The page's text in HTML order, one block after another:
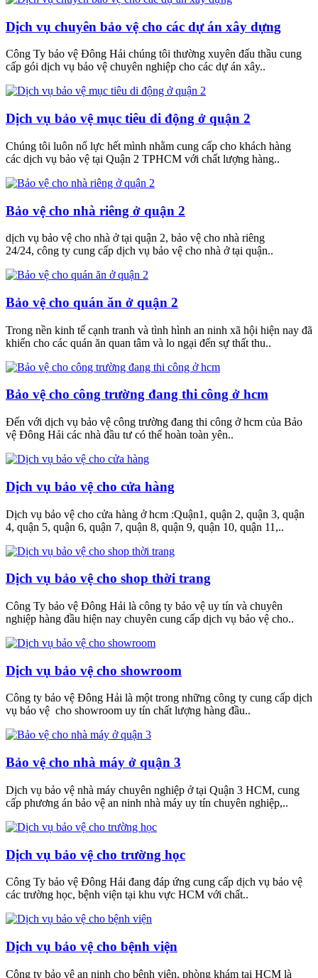
Dịch vụ chuyên bảo vệ cho các dự án xây dựng
Công Ty bảo vệ Đông Hải chúng tôi thường xuyên đấu thầu cung
cấp gói dịch vụ bảo vệ chuyên nghiệp cho các dự án xây..
Dịch vụ bảo vệ mục tiêu di động ở quận 2
Chúng tôi luôn nổ lực hết mình nhằm cung cấp cho khách hàng
các dịch vụ bảo vệ tại Quận 2 TPHCM với chất lượng hàng..
Bảo vệ cho nhà riêng ở quận 2
dịch vụ bảo vệ cho nhà ở tại quận 2, bảo vệ cho nhà riêng
24/24, công ty cung cấp dịch vụ bảo vệ cho nhà ở tại quận..
Bảo vệ cho quán ăn ở quận 2
Trong nền kinh tế cạnh tranh và tình hình an ninh xã hội hiện nay đã
khiến cho các quán ăn quan tâm và lo ngại đến sự thất thu..
Bảo vệ cho công trường đang thi công ở hcm
Đến với dịch vụ bảo vệ công trường đang thi công ở hcm của Bảo
vệ Đông Hải các nhà đầu tư có thể hoàn toàn yên..
Dịch vụ bảo vệ cho cửa hàng
Dịch vụ bảo vệ cho cửa hàng ở hcm :Quận1, quận 2, quận 3, quận
4, quận 5, quận 6, quận 7, quận 8, quận 9, quận 10, quận 11,..
Dịch vụ bảo vệ cho shop thời trang
Công Ty bảo vệ Đông Hải là công ty bảo vệ uy tín và chuyên
nghiệp hàng đầu hiện nay chuyên cung cấp dịch vụ bảo vệ cho..
Dịch vụ bảo vệ cho showroom
Công ty bảo vệ Đông Hải là một trong những công ty cung cấp dịch
vụ bảo vệ cho showroom uy tín chất lượng hàng đầu..
Bảo vệ cho nhà máy ở quận 3
Dịch vụ bảo vệ nhà máy chuyên nghiệp ở tại Quận 3 HCM, cung
cấp phương án bảo vệ an ninh nhà máy uy tín chuyên nghiệp,..
Dịch vụ bảo vệ cho trường học
Công Ty bảo vệ Đông Hải đang đáp ứng cung cấp dịch vụ bảo vệ
các trường học, bệnh viện tại khu vực HCM với chất..
Dịch vụ bảo vệ cho bệnh viện
Công ty bảo vệ an ninh cho bệnh viện, phòng khám tại HCM là